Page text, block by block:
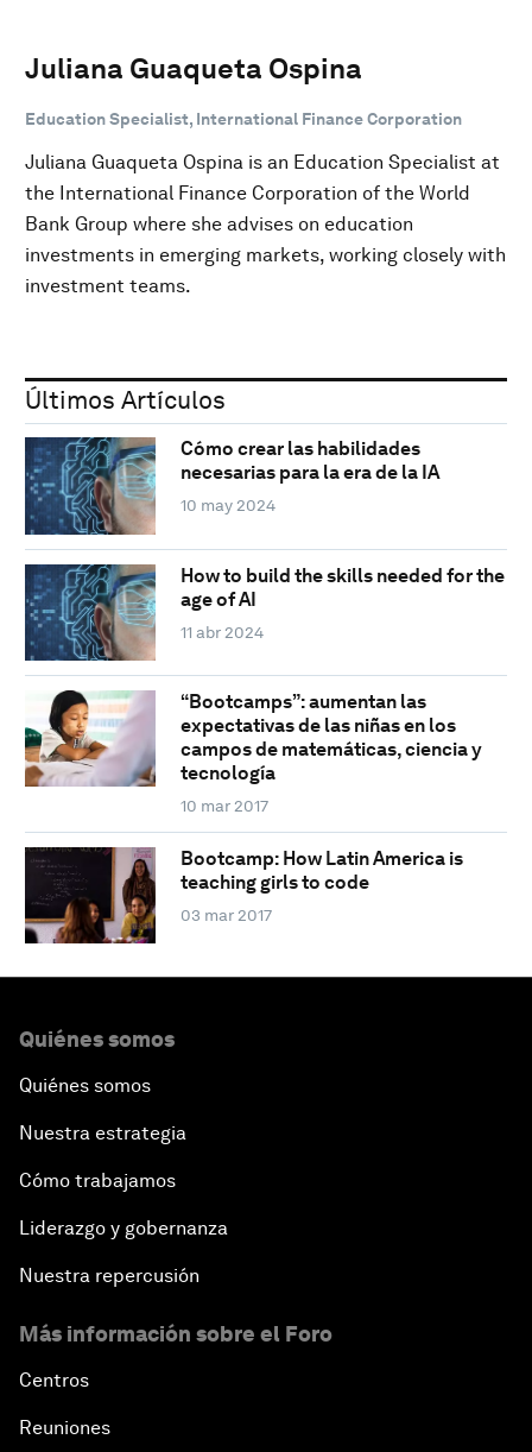
Juliana Guaqueta Ospina
Education Specialist, International Finance Corporation
Juliana Guaqueta Ospina is an Education Specialist at
the International Finance Corporation of the World
Bank Group where she advises on education
investments in emerging markets, working closely with
investment teams.
Últimos Artículos
Cómo crear las habilidades
necesarias para la era de la IA
10 may 2024
How to build the skills needed for the
age of AI
11 abr 2024
“Bootcamps”: aumentan las
expectativas de las niñas en los
campos de matemáticas, ciencia y
tecnología
10 mar 2017
Bootcamp: How Latin America is
teaching girls to code
03 mar 2017
Quiénes somos
Quiénes somos
Nuestra estrategia
Cómo trabajamos
Liderazgo y gobernanza
Nuestra repercusión
Más información sobre el Foro
Centros
Reuniones